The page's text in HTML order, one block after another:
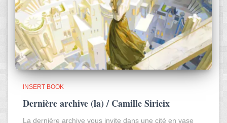
INSERT BOOK
Dernière archive (la) / Camille Sirieix
La dernière archive vous invite dans une cité en vase